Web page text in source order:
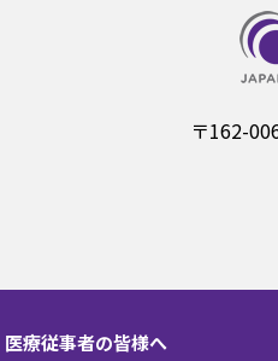
〒162-
医療従事者の皆様へ